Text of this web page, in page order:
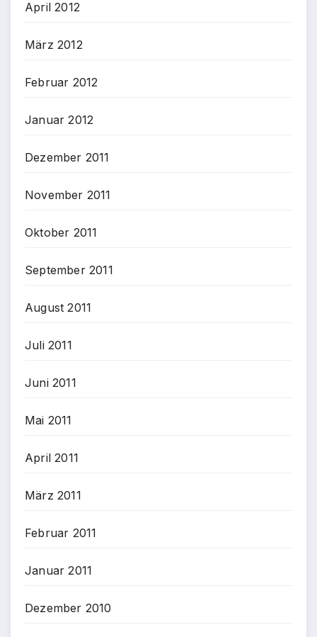
April 2012
März 2012
Februar 2012
Januar 2012
Dezember 2011
November 2011
Oktober 2011
September 2011
August 2011
Juli 2011
Juni 2011
Mai 2011
April 2011
März 2011
Februar 2011
Januar 2011
Dezember 2010